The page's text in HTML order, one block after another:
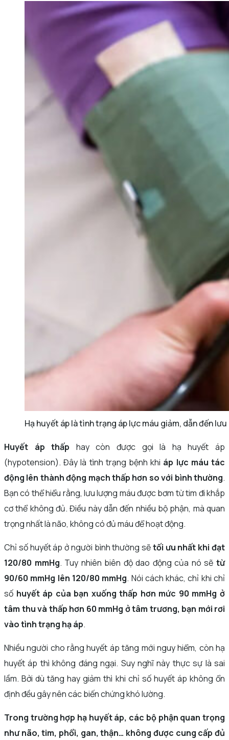
Hạ huyết áp là tình trạng áp lực máu giảm, dẫn đến
Huyết áp thấp hay còn được gọi là hạ huyết áp
(hypotension). Đây là tình trạng bệnh khi áp lực máu tác
động lên thành động mạch thấp hơn so với bình thường.
Bạn có thể hiểu rằng, lưu lượng máu được bơm từ tim đi khắp
cơ thể không đủ. Điều này dẫn đến nhiều bộ phận, mà quan
trọng nhất là não, không có đủ máu để hoạt động.
Chỉ số huyết áp ở người bình thường sẽtối ưu nhất khi đạt
120/80 mmHg. Tuy nhiên biên độ dao động của nó sẽtừ
90/60 mmHg lên 120/80 mmHg. Nói cách khác, chỉ khi chỉ
số huyết áp của bạn xuống thấp hơn mức 90 mmHg ở
tâm thu và thấp hơn 60 mmHg ở tâm trương, bạn mới rơi
vào tình trạng hạ áp.
Nhiều người cho rằng huyết áp tăng mới nguy hiểm, còn hạ
huyết áp thì không đáng ngại. Suy nghĩ này thực sự là sai
lầm. Bởi dù tăng hay giảm thì khi chỉ số huyết áp không ổn
định đều gây nên các biến chứng khó lường.
Trong trường hợp hạ huyết áp, các bộ phận quan trọng
như não, tim, phổi, gan, thận… không được cung cấp đủ